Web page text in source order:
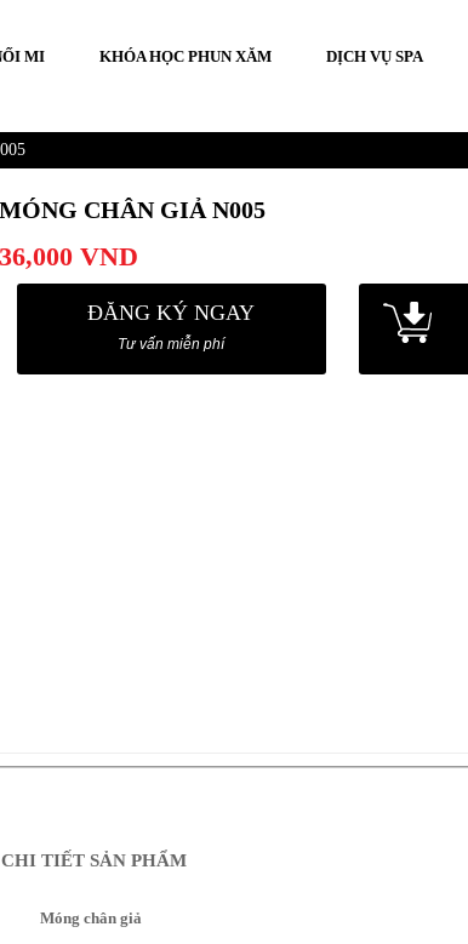
MI KHÓA HỌC PHUN XĂM DỊCH VỤ SPA
MÓNG CHÂN GIẢ N005
36,000VND
ĐĂNG KÝ NGAY
Tư vấn miễn phí
CHI TIẾT SẢN PHẨM
Móng chân giả